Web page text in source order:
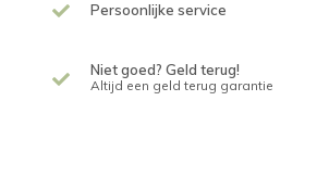
Persoonlijke service
Niet goed? Geld terug!
Altijd een geld terug garantie